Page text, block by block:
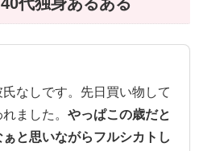
なしです。先日買い物して
ました。 やっぱこの歳だと
と思いながらフルシカトし